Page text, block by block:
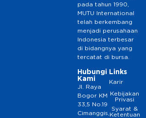
pada tahun 1990,
MUTU International
telah berkembang
menjadi perusahaan
Indonesia terbesar
di bidangnya yang
tercatat di bursa.
Hubungi
Kami
Jl. Raya
Bogor KM
33,5 No.19
Cimanggis,
Links
Karir
Kebijakan
Privasi
Syarat &
Ketentuan